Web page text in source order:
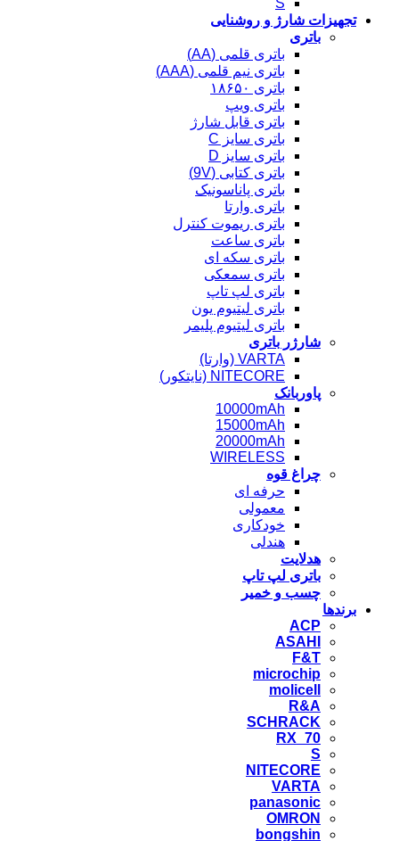
تجهیزات شارژ و روشنایی
باتری
باتری قلمی (AA)
باتری نیم قلمی (AAA)
باتری ۱۸۶۵۰
باتری ویپ
باتری قابل شارژ
باتری سایز C
باتری سایز D
باتری کتابی (9V)
باتری پاناسونیک
باتری وارتا
باتری ریموت کنترل
باتری ساعت
باتری سکه ای
باتری سمعکی
باتری لپ تاپ
باتری لیتیوم یون
باتری لیتیوم پلیمر
شارژر باتری
VARTA (وارتا)
NITECORE (نایتکور)
پاوربانک
10000mAh
15000mAh
20000mAh
WIRELESS
چراغ قوه
حرفه ای
معمولی
خودکاری
هندلی
هدلایت
باتری لپ تاپ
چسب و خمیر
برندها
ACP
ASAHI
F&T
microchip
molicell
R&A
SCHRACK
RX_70
S
NITECORE
VARTA
panasonic
OMRON
bongshin